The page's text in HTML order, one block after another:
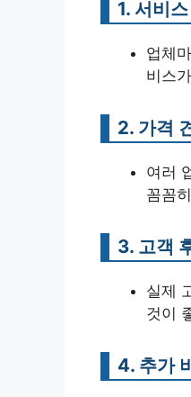
1. 서비
업체
비스
2. 가격
여러
꼼꼼
3. 고객
실제
것이
4. 추가